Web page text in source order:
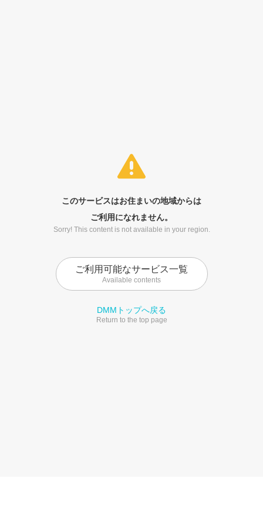
このサービスはお住まいの地域からは
ご利用になれません。
Sorry! This content is not available in your region.
ご利用可能なサービス一覧
Available contents
DMMトップへ戻る
Return to the top page